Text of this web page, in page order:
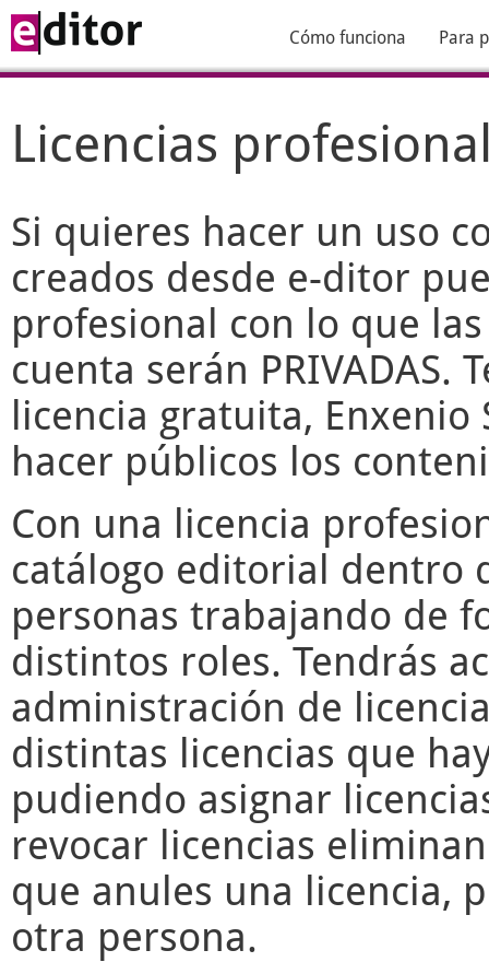
Cómo funciona Para
Licencias
Si quieres hacer un uso
creados desde e-ditor
profesional con lo que
cuenta serán PRIVADAS.
licencia gratuita, Enxenio
hacer públicos los
Con una licencia
catálogo editorial dentro
personas trabajando de
distintos roles. Tendrás
administración de
distintas licencias que
pudiendo asignar
revocar licencias
que anules una licencia,
otra persona.